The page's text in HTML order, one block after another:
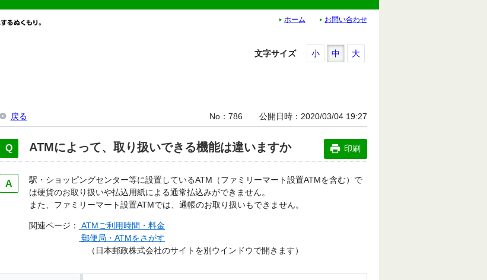
ホーム お問い合わせ
文字サイズ 小 中 大
戻る No 786 公開日時 2020/03/04 19:27
ATMによって、取り扱いできる機能は違いますか 印刷
駅・ショッピングセンター等に設置しているATM（ファミリーマート設置ATMを含む）で
は硬貨のお取り扱いや払込用紙による通常払込みができません。
また、ファミリーマート設置ATMでは、通帳のお取り扱いもできません。
関連ページ：
ATMご利用時間・料金
郵便局・ATMをさがす
（日本郵政株式会社のサイトを別ウインドウで開きます）